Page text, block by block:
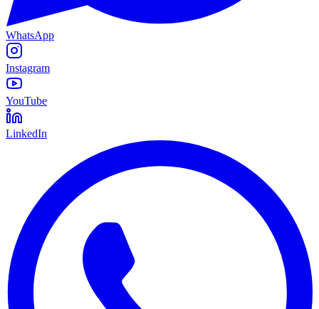
WhatsApp
Instagram
YouTube
LinkedIn